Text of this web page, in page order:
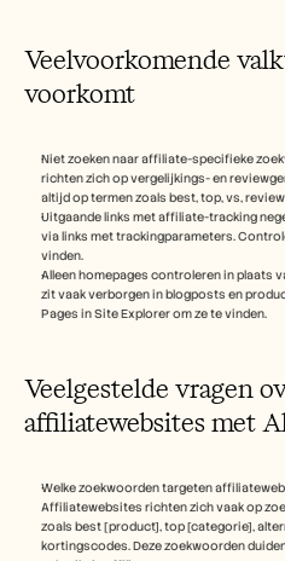
Veelvoorkomende
voorkomt
Niet zoeken naar affiliate-specifieke
richten zich op vergelijkings- en
altijd op termen zoals best, top, vs,
Uitgaande links met affiliate-tracking
via links met trackingparameters.
vinden.
Alleen homepages controleren in plaats
zit vaak verborgen in blogposts en
Pages in Site Explorer om ze te vinden.
Veelgestelde vragen
affiliatewebsites met
Welke zoekwoorden targeten
Affiliatewebsites richten zich vaak op
zoals best [product], top [categorie],
kortingscodes. Deze zoekwoorden